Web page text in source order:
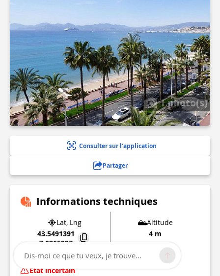
1 photo(s)
Consulter sur l'application
Partager
Informations techniques
Lat, Lng
43.5491391
7.0265937
Altitude
4 m
06400
Cannes
État incertain
Dis-moi ce que tu veux, je trouve...